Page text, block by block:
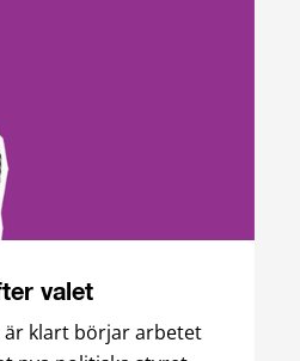
valet
klart börjar arbetet